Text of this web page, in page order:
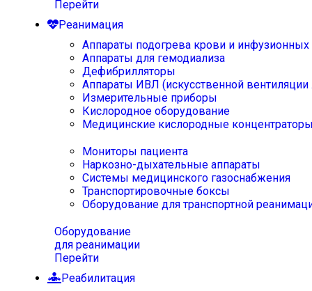
Перейти
Реанимация
Аппараты подогрева крови и инфузионных
Аппараты для гемодиализа
Дефибрилляторы
Аппараты ИВЛ (искусственной вентиляции
Измерительные приборы
Кислородное оборудование
Медицинские кислородные
Мониторы пациента
Наркозно-дыхательные аппараты
Системы медицинского газоснабжения
Транспортировочные боксы
Оборудование для транспортной
Оборудование
для реанимации
Перейти
Реабилитация